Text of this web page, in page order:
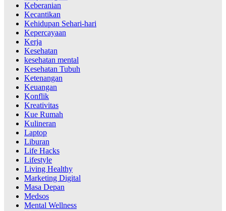
Keberanian
Kecantikan
Kehidupan Sehari-hari
Kepercayaan
Kerja
Kesehatan
kesehatan mental
Kesehatan Tubuh
Ketenangan
Keuangan
Konflik
Kreativitas
Kue Rumah
Kulineran
Laptop
Liburan
Life Hacks
Lifestyle
Living Healthy
Marketing Digital
Masa Depan
Medsos
Mental Wellness